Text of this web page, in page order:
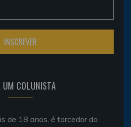
UM COLUNISTA
de 18 anos, é torcedor do